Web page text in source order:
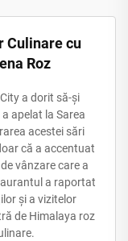
Culinare cu
Roz
a dorit să-și
apelat la Sarea
acestei sări
că a accentuat
vânzare care a
a raportat
și a vizitelor
de Himalaya roz